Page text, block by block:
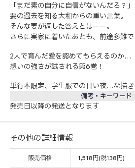
「まだ素の自分に自信がないんだろ？」
要の過去を知る大和からの重い言葉。
そんな要が返した答えとはーー。
さらに実家に着いたあとも、前途多難
2人で育んだ愛を認めてもらえるのか…
想いの強さが試される第6巻！
単行本限定、学生服での甘い夜…な描き
備考・キーワード
発売日以降の発送となります
その他の詳細情報
販売価格 1,518円(税138円)